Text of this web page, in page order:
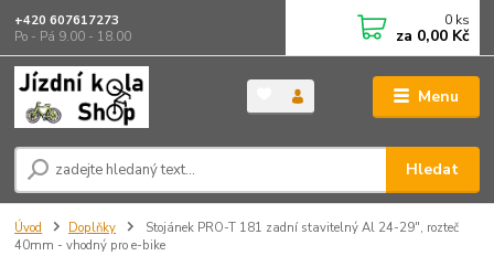
Menu
Hledat
+420 607617273
Po - Pá 9.00 - 18.00
0 ks
za 0,00 Kč
Úvod Doplňky
Stojánek PRO-T 181 zadní stavitelný Al 24-29", rozteč
40mm - vhodný pro e-bike